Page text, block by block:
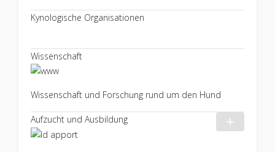
Kynologische Organisationen
Wissenschaft
Wissenschaft und Forschung rund um den Hund
Aufzucht und Ausbildung